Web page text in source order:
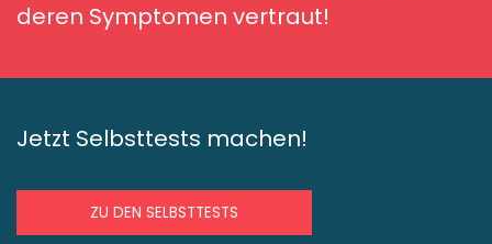
deren Symptomen vertraut!
Jetzt Selbsttests machen!
ZU DEN SELBSTTESTS